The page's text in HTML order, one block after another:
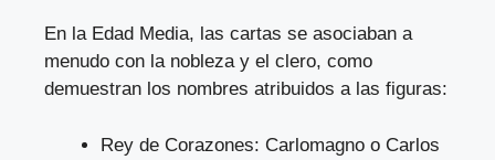
En la Edad Media, las cartas se asociaban a
menudo con la nobleza y el clero, como
demuestran los nombres atribuidos a las figuras:
Rey de Corazones: Carlomagno o Carlos